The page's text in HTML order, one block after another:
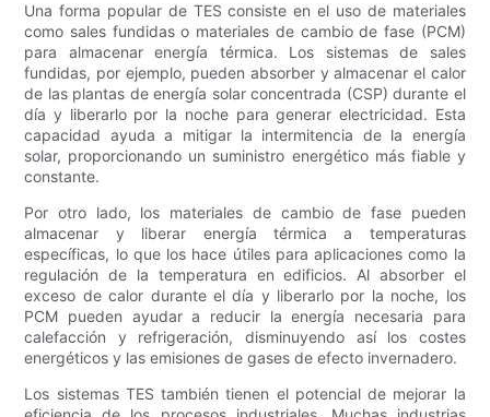
Una forma popular de TES consiste en el uso de materiales
como sales fundidas o materiales de cambio de fase (PCM)
para almacenar energía térmica. Los sistemas de sales
fundidas, por ejemplo, pueden absorber y almacenar el calor
de las plantas de energía solar concentrada (CSP) durante el
día y liberarlo por la noche para generar electricidad. Esta
capacidad ayuda a mitigar la intermitencia de la energía
solar, proporcionando un suministro energético más fiable y
constante.
Por otro lado, los materiales de cambio de fase pueden
almacenar y liberar energía térmica a temperaturas
específicas, lo que los hace útiles para aplicaciones como la
regulación de la temperatura en edificios. Al absorber el
exceso de calor durante el día y liberarlo por la noche, los
PCM pueden ayudar a reducir la energía necesaria para
calefacción y refrigeración, disminuyendo así los costes
energéticos y las emisiones de gases de efecto invernadero.
Los sistemas TES también tienen el potencial de mejorar la